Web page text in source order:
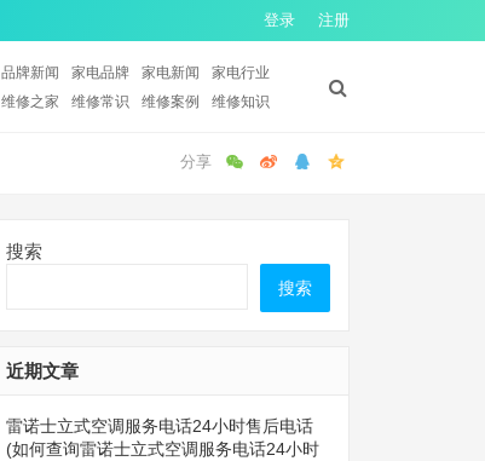
登录 注册
品牌新闻 家电品牌 家电新闻
家电行业
维修之家 维修常识 维修案例 维修知识
搜索
搜索
近期文章
雷诺士立式空调服务电话24小时售后电话
(如何查询雷诺士立式空调服务电话24小时